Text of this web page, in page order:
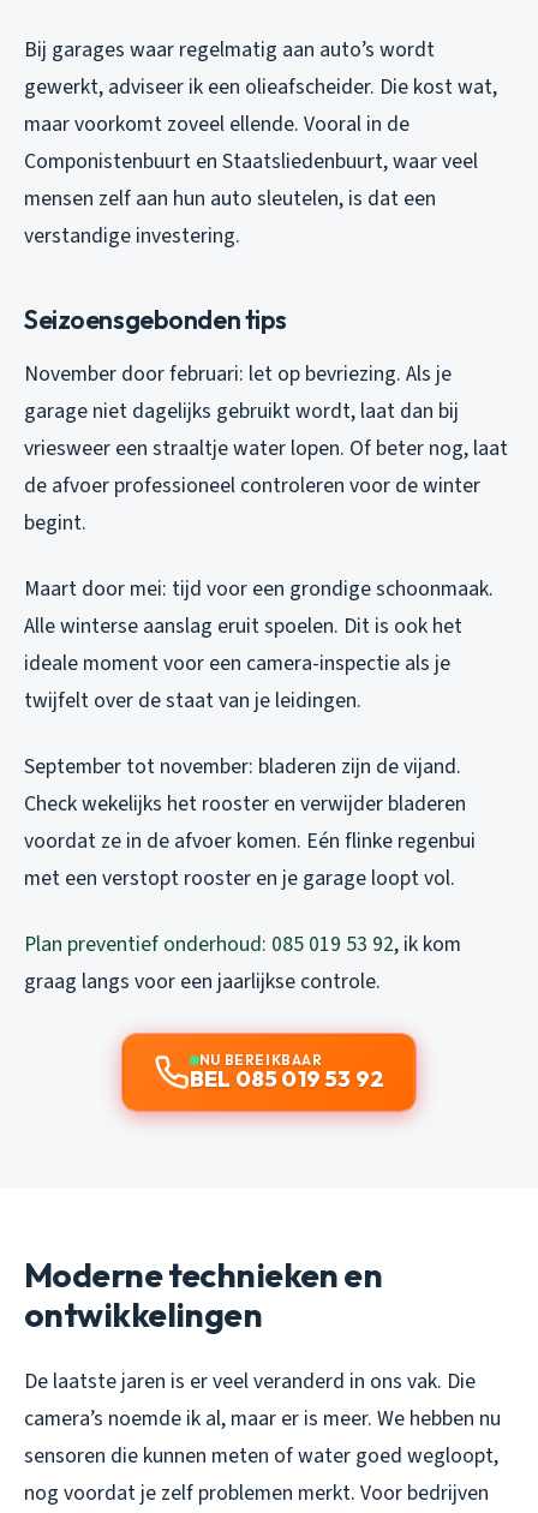
Bij garages waar regelmatig aan auto’s wordt
gewerkt, adviseer ik een olieafscheider. Die kost wat,
maar voorkomt zoveel ellende. Vooral in de
Componistenbuurt en Staatsliedenbuurt, waar veel
mensen zelf aan hun auto sleutelen, is dat een
verstandige investering.
Seizoensgebonden tips
November door februari: let op bevriezing. Als je
garage niet dagelijks gebruikt wordt, laat dan bij
vriesweer een straaltje water lopen. Of beter nog, laat
de afvoer professioneel controleren voor de winter
begint.
Maart door mei: tijd voor een grondige schoonmaak.
Alle winterse aanslag eruit spoelen. Dit is ook het
ideale moment voor een camera-inspectie als je
twijfelt over de staat van je leidingen.
September tot november: bladeren zijn de vijand.
Check wekelijks het rooster en verwijder bladeren
voordat ze in de afvoer komen. Eén flinke regenbui
met een verstopt rooster en je garage loopt vol.
Plan preventief onderhoud: 085 019 53 92, ik kom
graag langs voor een jaarlijkse controle.
NU BEREIKBAAR
BEL 085 019 53 92
Moderne technieken en
ontwikkelingen
De laatste jaren is er veel veranderd in ons vak. Die
camera’s noemde ik al, maar er is meer. We hebben nu
sensoren die kunnen meten of water goed wegloopt,
nog voordat je zelf problemen merkt. Voor bedrijven